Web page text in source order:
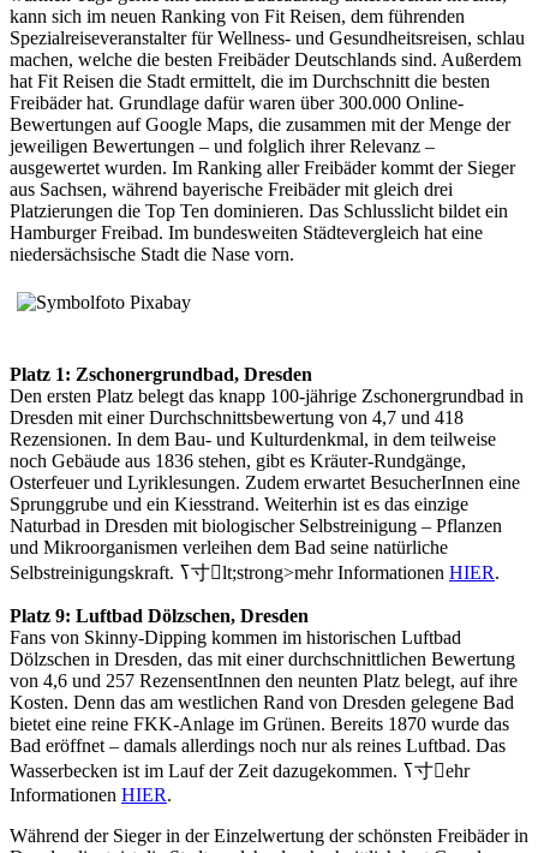
kann sich im neuen Ranking von Fit Reisen, dem führenden
Spezialreiseveranstalter für Wellness- und Gesundheitsreisen, schlau
machen, welche die besten Freibäder Deutschlands sind. Außerdem
hat Fit Reisen die Stadt ermittelt, die im Durchschnitt die besten
Freibäder hat. Grundlage dafür waren über 300.000 Online-
Bewertungen auf Google Maps, die zusammen mit der Menge der
jeweiligen Bewertungen – und folglich ihrer Relevanz –
ausgewertet wurden. Im Ranking aller Freibäder kommt der Sieger
aus Sachsen, während bayerische Freibäder mit gleich drei
Platzierungen die Top Ten dominieren. Das Schlusslicht bildet ein
Hamburger Freibad. Im bundesweiten Städtevergleich hat eine
niedersächsische Stadt die Nase vorn.
Platz 1: Zschonergrundbad, Dresden
Den ersten Platz belegt das knapp 100-jährige Zschonergrundbad in
Dresden mit einer Durchschnittsbewertung von 4,7 und 418
Rezensionen. In dem Bau- und Kulturdenkmal, in dem teilweise
noch Gebäude aus 1836 stehen, gibt es Kräuter-Rundgänge,
Osterfeuer und Lyriklesungen. Zudem erwartet BesucherInnen eine
Sprunggrube und ein Kiesstrand. Weiterhin ist es das einzige
Naturbad in Dresden mit biologischer Selbstreinigung – Pflanzen
und Mikroorganismen verleihen dem Bad seine natürliche
Selbstreinigungskraft. ߖ寸lt;strong>mehr Informationen HIER.
Platz 9: Luftbad Dölzschen, Dresden
Fans von Skinny-Dipping kommen im historischen Luftbad
Dölzschen in Dresden, das mit einer durchschnittlichen Bewertung
von 4,6 und 257 RezensentInnen den neunten Platz belegt, auf ihre
Kosten. Denn das am westlichen Rand von Dresden gelegene Bad
bietet eine reine FKK-Anlage im Grünen. Bereits 1870 wurde das
Bad eröffnet – damals allerdings noch nur als reines Luftbad. Das
Wasserbecken ist im Lauf der Zeit dazugekommen. ߖ寸ehr
Informationen HIER.
Während der Sieger in der Einzelwertung der schönsten Freibäder in